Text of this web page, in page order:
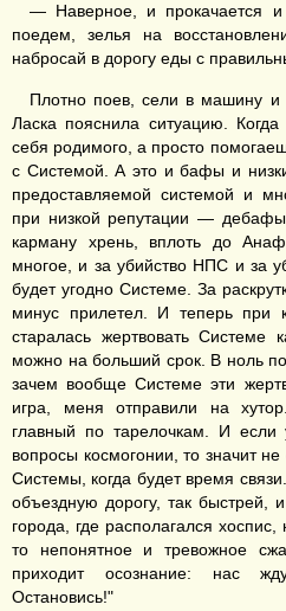
— Наверное, и прокачается
поедем, зелья на
набросай в дорогу еды с
Плотно поев, сели в машину и
Ласка пояснила ситуацию.
себя родимого, а просто
с Системой. А это и бафы и
предоставляемой системой и
при низкой репутации —
карману хрень, вплоть до
многое, и за убийство НПС и за
будет угодно Системе. За
минус прилетел. И теперь при
старалась жертвовать
можно на больший срок. В ноль
зачем вообще Системе эти
игра, меня отправили на
главный по тарелочкам. И
вопросы космогонии, то значит
Системы, когда будет время
объездную дорогу, так быстрей,
города, где располагался
то непонятное и тревожное
приходит осознание: нас
Остановись!"